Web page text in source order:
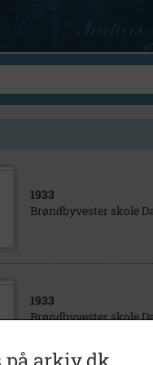
1933
Brøndbyvester skole
1933
Brøndbyvester skole
på arkiv.dk